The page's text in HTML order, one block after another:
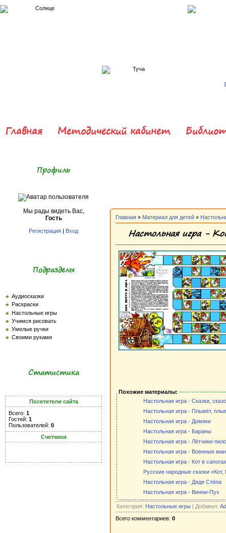
Главная Методический кабинет
Профиль
Мы рады видеть Вас,
Гость
Регистрация | Вход
Подразделы
Аудиосказки
Раскраски
Настольные игры
Учимся рисовать
Умелые ручки
Своими руками
Статистика
Посетители сайта
Всего: 1
Гостей: 1
Пользователей: 0
Счетчики
Главная » Материал для детей »
Настольная игра -
Похожие материалы:
Настольная игра - Сказки,
Настольная игра - Плывёт,
Настольная игра - Домики
Настольная игра - Бараны
Настольная игра - Лётчики-
Настольная игра - Военные
Настольная игра - Кот в сапогах
Русские народные сказки
Настольная игра - Дядя Стёпа
Настольная игра - Винни-Пух
Категория: Настольные игры | Добавил:
Всего комментариев: 0